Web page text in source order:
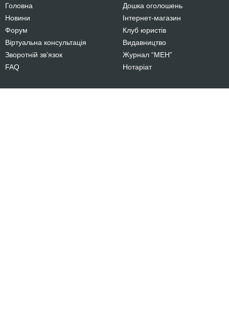
Головна
Новини
Форум
Віртуальна консультація
Зворотній зв’язок
FAQ
Дошка оголошень
Інтернет-магазин
Клуб юристів
Видавництво
Журнал “МЕН”
Нотаріат